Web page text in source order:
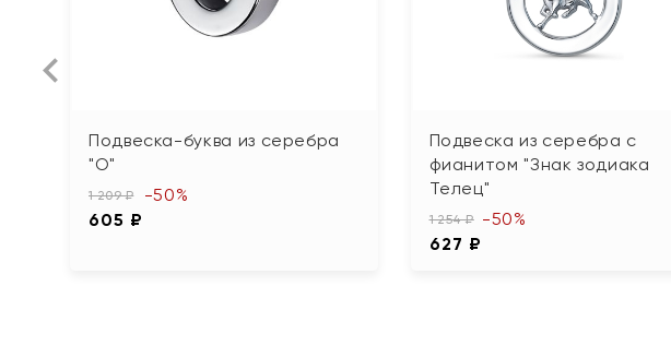
Подвеска-буква из серебра
"О"
1 209 ₽
605 ₽
-50%
Подвеска из серебра с
фианитом "Знак зодиака
Телец"
1 254 ₽
627 ₽
-50%